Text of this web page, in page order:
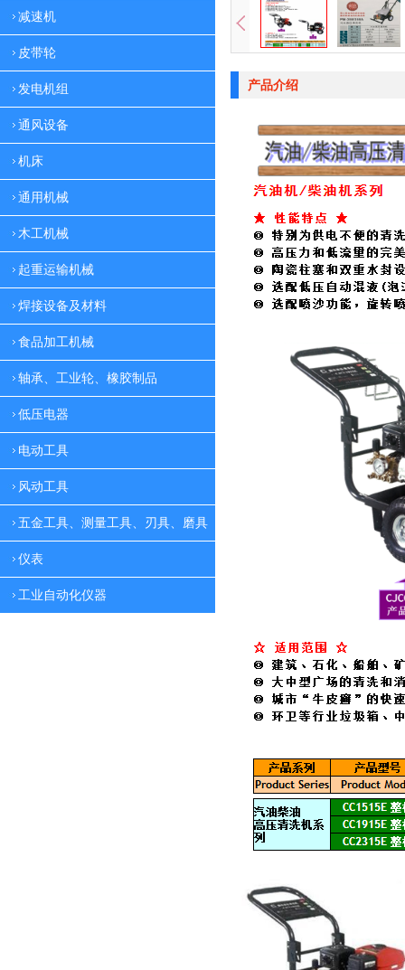
减速机
皮带轮
发电机组
通风设备
机床
通用机械
木工机械
起重运输机械
焊接设备及材料
食品加工机械
轴承、工业轮、橡胶制品
低压电器
电动工具
风动工具
五金工具、测量工具、刃具、磨具
仪表
工业自动化仪器
产品介绍